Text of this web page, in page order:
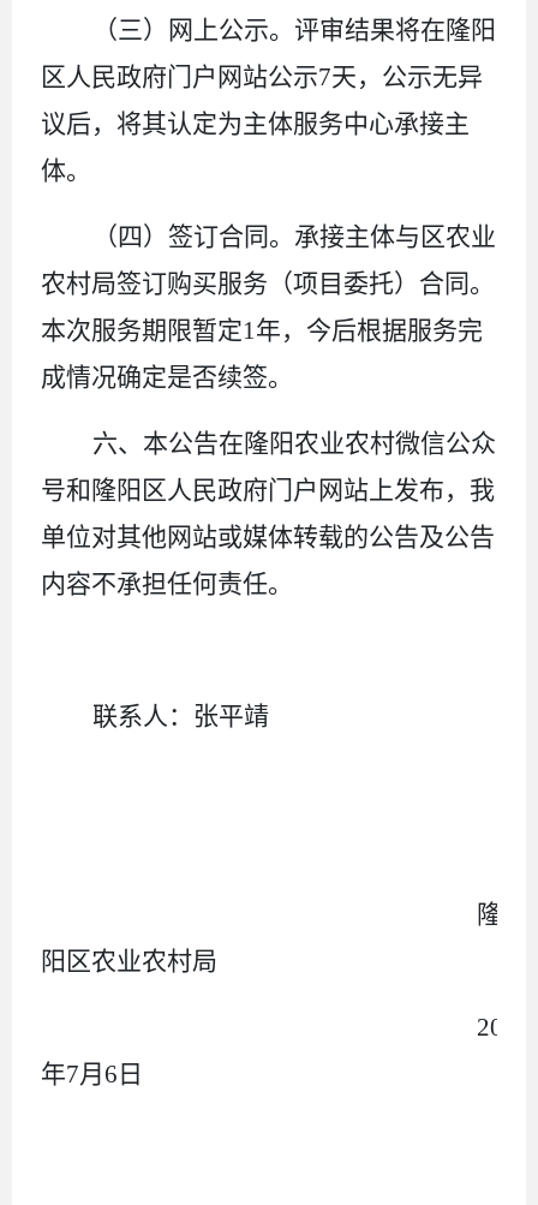
（三）网上公示。 评审结果将在隆阳
区人民政府门户网站公示7天，公示无异
议后，将其认定为主体服务中心承接主
体。
（四）签订合同。 承接主体与区农业
农村局签订购买服务（项目委托）合同。
本次服务期限暂定1 年，今后根据服务完
成情况确定是否续签。
六、本公告在隆阳农业农村微信公众
号和隆阳区人民政府门户网站上发布，我
单位对其他网站或媒体转载的公告及公告
内容不承担任何责任。
联系人：张平靖
隆
阳区农业农村局
202
年7月 6 日